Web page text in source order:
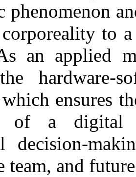
phenomenon
to
an applied
hardware-
ensures
of a digital
decision-
team, and